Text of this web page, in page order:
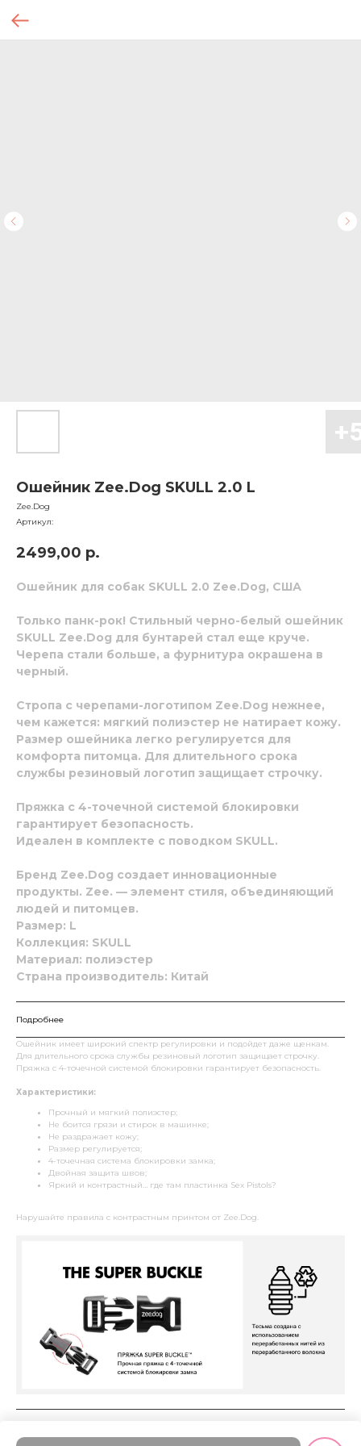
Ошейник Zee.Dog SKULL 2.0 L
Zee.Dog
Артикул:
2499,00 р.
Ошейник для собак SKULL 2.0 Zee.Dog, США
Только панк-рок! Стильный черно-белый ошейник
SKULL Zee.Dog для бунтарей стал еще круче.
Черепа стали больше, а фурнитура окрашена в
черный.
Стропа с черепами-логотипом Zee.Dog нежнее,
чем кажется: мягкий полиэстер не натирает кожу.
Размер ошейника легко регулируется для
комфорта питомца. Для длительного срока
службы резиновый логотип защищает строчку.
Пряжка с 4-точечной системой блокировки
гарантирует безопасность.
Идеален в комплекте с поводком SKULL.
Бренд Zee.Dog создает инновационные
продукты. Zee. — элемент стиля, объединяющий
людей и питомцев.
Размер: L
Коллекция: SKULL
Материал: полиэстер
Страна производитель: Китай
Подробнее
Ошейник имеет широкий спектр регулировки и подойдет даже щенкам.
Для длительного срока службы резиновый логотип защищает строчку.
Пряжка с 4-точечной системой блокировки гарантирует безопасность.
Характеристики:
Прочный и мягкий полиэстер;
Не боится грязи и стирок в машинке;
Не раздражает кожу;
Размер регулируется;
4-точечная система блокировки замка;
Двойная защита швов;
Яркий и контрастный… где там пластинка Sex Pistols?
Нарушайте правила с контрастным принтом от Zee.Dog.